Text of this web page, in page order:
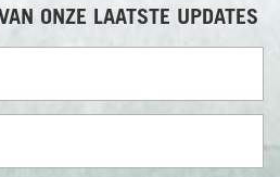
ONZE LAATSTE UPDATES